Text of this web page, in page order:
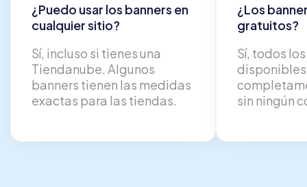
¿Puedo usar los banners en
cualquier sitio?
Sí, incluso si tienes una
Tiendanube. Algunos
banners tienen las medidas
exactas para las tiendas.
¿Los
gratuitos?
Sí, todos
disponibles
sin ningún